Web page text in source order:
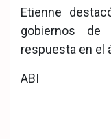
Etienne
gobiernos
respuesta en el
ABI